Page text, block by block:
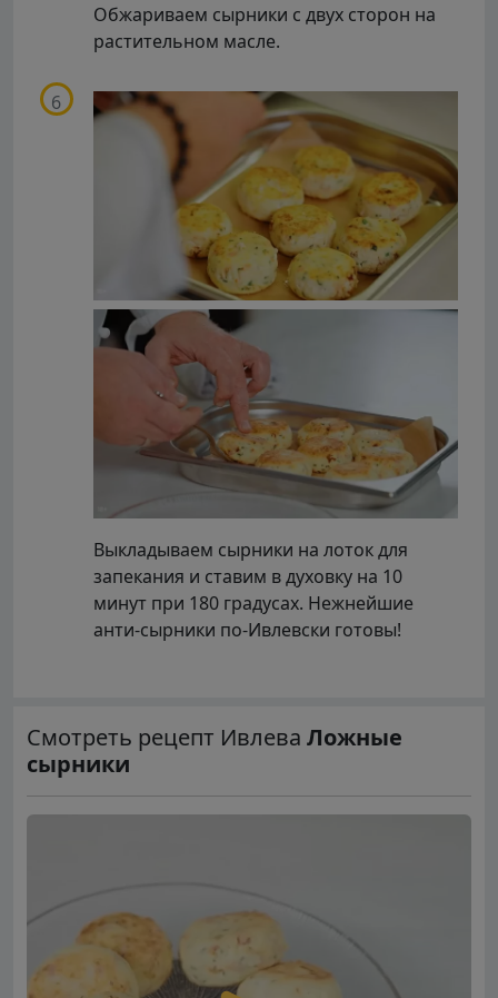
Обжариваем сырники с двух сторон на
растительном масле.
Выкладываем сырники на лоток для
запекания и ставим в духовку на 10
минут при 180 градусах. Нежнейшие
анти-сырники по-Ивлевски готовы!
Смотреть рецепт Ивлева Ложные
сырники